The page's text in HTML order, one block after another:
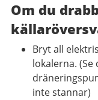
Om du
Bryt all
lokalerna.
inte stannar)